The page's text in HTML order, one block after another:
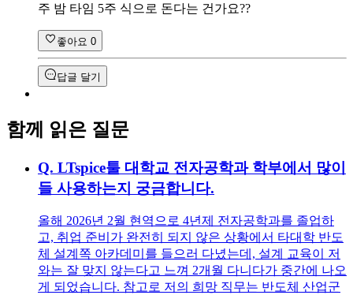
주 밤 타임 5주 식으로 돈다는 건가요??
좋아요 0
답글 달기
함께 읽은 질문
Q. LTspice툴 대학교 전자공학과 학부에서 많이
들 사용하는지 궁금합니다.
올해 2026년 2월 현역으로 4년제 전자공학과를 졸업하
고, 취업 준비가 완전히 되지 않은 상황에서 타대학 반도
체 설계쪽 아카데미를 들으러 다녔는데, 설계 교육이 저
와는 잘 맞지 않는다고 느껴 2개월 다니다가 중간에 나오
게 되었습니다. 참고로 저의 희망 직무는 반도체 산업군